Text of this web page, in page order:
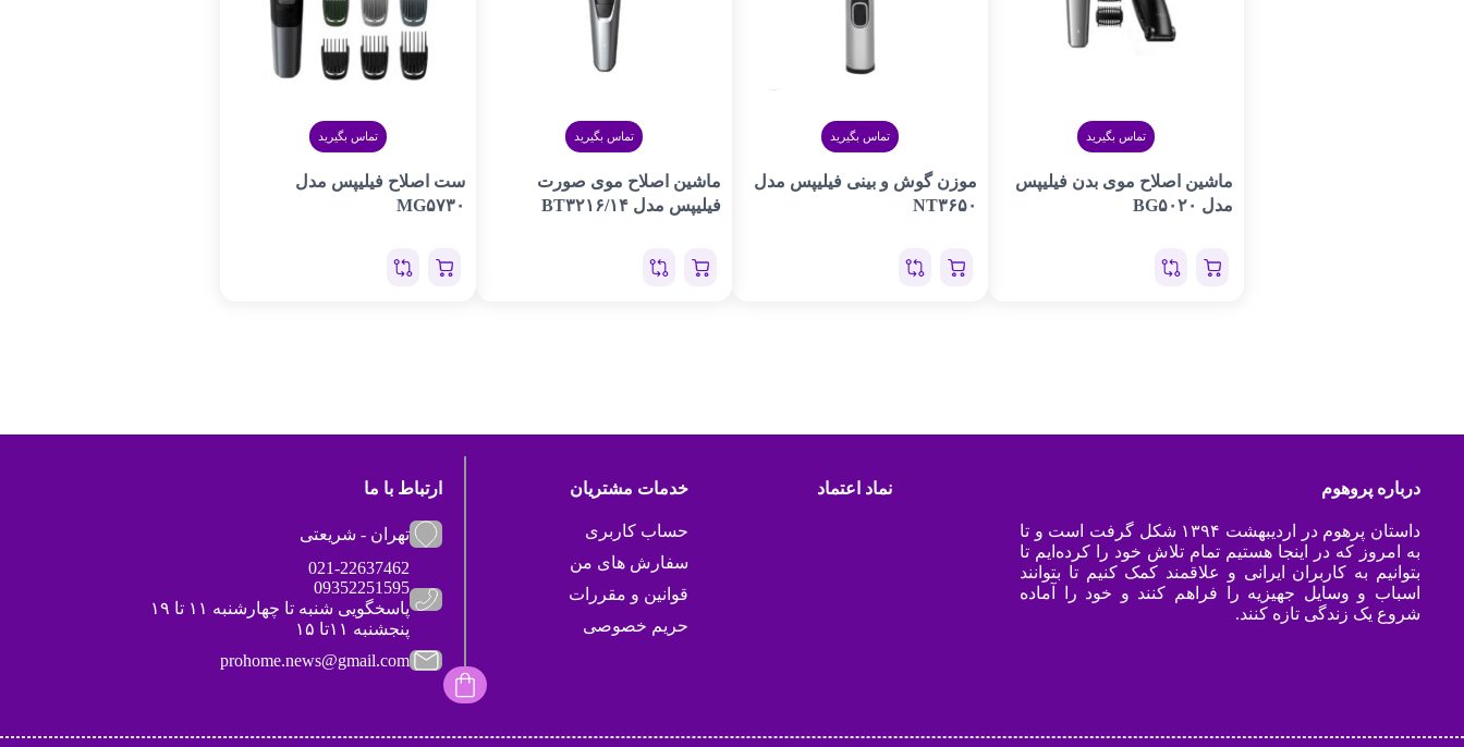
تماس بگیرید
ماشین اصلاح موی بدن فیلیپس
مدل BG۵۰۲۰
تماس بگیرید
موزن گوش و بینی فیلیپس مدل
NT۳۶۵۰
تماس بگیرید
ماشین اصلاح موی صورت
فیلیپس مدل BT۳۲۱۶/۱۴
تماس بگیرید
ست اصلاح فیلیپس مدل
MG۵۷۳۰
درباره پروهوم
داستان پرهوم در اردیبهشت ۱۳۹۴ شکل گرفت است و تا
به امروز که در اینجا هستیم تمام تلاش خود را کرده‌ایم تا
بتوانیم به کاربران ایرانی و علاقمند کمک کنیم تا بتوانند
اسباب و وسایل جهیزیه را فراهم کنند و خود را آماده
شروع یک زندگی تازه کنند.
نماد اعتماد خدمات مشتریان
حساب کاربری
سفارش های من
قوانین و مقررات
حریم خصوصی
ارتباط با ما
تهران - شریعتی
021-22637462
09352251595
پاسخگویی شنبه تا چهارشنبه ۱۱ تا ۱۹
پنجشنبه ۱۱تا ۱۵
prohome.news@gmail.com